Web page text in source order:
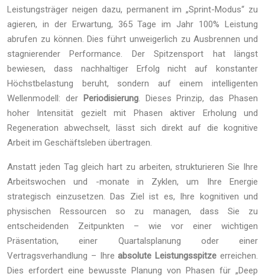
Leistungsträger neigen dazu, permanent im „Sprint-Modus“ zu
agieren, in der Erwartung, 365 Tage im Jahr 100% Leistung
abrufen zu können. Dies führt unweigerlich zu Ausbrennen und
stagnierender Performance. Der Spitzensport hat längst
bewiesen, dass nachhaltiger Erfolg nicht auf konstanter
Höchstbelastung beruht, sondern auf einem intelligenten
Wellenmodell: der
Periodisierung. Dieses Prinzip, das Phasen
hoher Intensität gezielt mit Phasen aktiver Erholung und
Regeneration abwechselt, lässt sich direkt auf die kognitive
Arbeit im Geschäftsleben übertragen.
Anstatt jeden Tag gleich hart zu arbeiten, strukturieren Sie Ihre
Arbeitswochen und -monate in Zyklen, um Ihre Energie
strategisch einzusetzen. Das Ziel ist es, Ihre kognitiven und
physischen Ressourcen so zu managen, dass Sie zu
entscheidenden Zeitpunkten – wie vor einer wichtigen
Präsentation, einer Quartalsplanung oder einer
Vertragsverhandlung – Ihreabsolute Leistungsspitze erreichen.
Dies erfordert eine bewusste Planung von Phasen für „Deep